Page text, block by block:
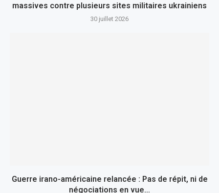
massives contre plusieurs sites militaires ukrainiens
30 juillet 2026
Guerre irano-américaine relancée : Pas de répit, ni de
négociations en vue…